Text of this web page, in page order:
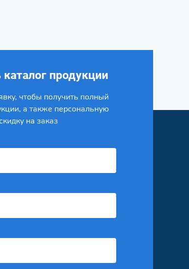
продукции
чтобы получить полный
а также персональную
на заказ